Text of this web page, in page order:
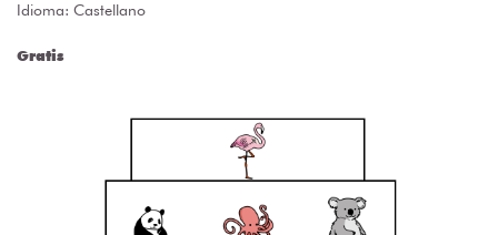
Idioma: Castellano
Gratis